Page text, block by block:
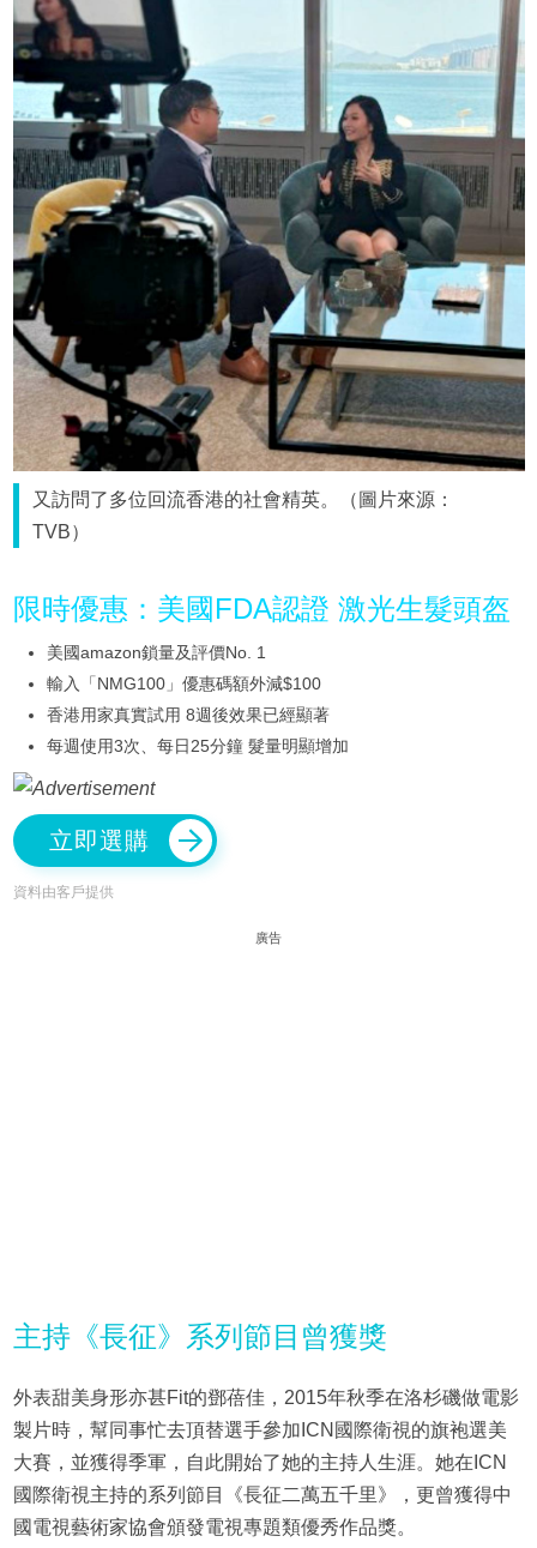
又訪問了多位回流香港的社會精英。（圖片來源：
TVB）
限時優惠：美國FDA認證 激光生髮頭盔
美國amazon鎖量及評價No. 1
輸入「NMG100」優惠碼額外減$100
香港用家真實試用 8週後效果已經顯著
每週使用3次、每日25分鐘 髮量明顯增加
立即選購
資料由客戶提供
廣告
主持《長征》系列節目曾獲獎
外表甜美身形亦甚Fit的鄧蓓佳，2015年秋季在洛杉磯做電影
製片時，幫同事忙去頂替選手參加ICN國際衛視的旗袍選美
大賽，並獲得季軍，自此開始了她的主持人生涯。她在ICN
國際衛視主持的系列節目《長征二萬五千里》，更曾獲得中
國電視藝術家協會頒發電視專題類優秀作品獎。